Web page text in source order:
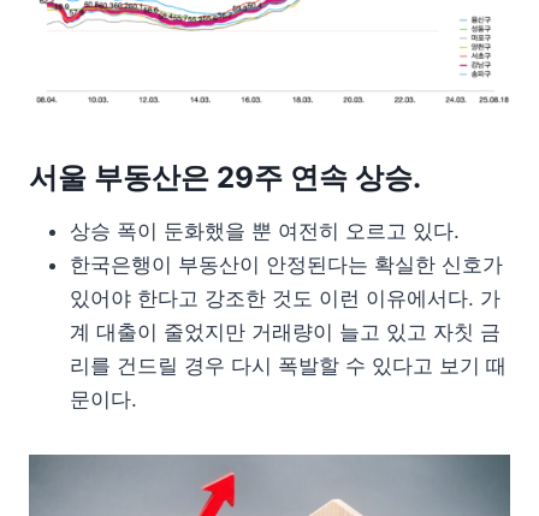
서울 부동산은 29주 연속 상승.
상승 폭이 둔화했을 뿐 여전히 오르고 있다.
한국은행이 부동산이 안정된다는 확실한 신호가
있어야 한다고 강조한 것도 이런 이유에서다. 가
계 대출이 줄었지만 거래량이 늘고 있고 자칫 금
리를 건드릴 경우 다시 폭발할 수 있다고 보기 때
문이다.